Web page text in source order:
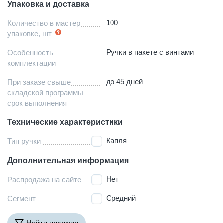
Упаковка и доставка
Количество в мастер
упаковке, шт
100
Особенность
комплектации
Ручки в пакете с винтами
При заказе свыше
складской программы
срок выполнения
до 45 дней
Технические характеристики
Тип ручки Капля
Дополнительная информация
Распродажа на сайте Нет
Сегмент Средний